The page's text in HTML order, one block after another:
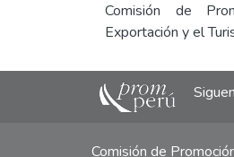
Comisión de
Exportación y el
Comisión de